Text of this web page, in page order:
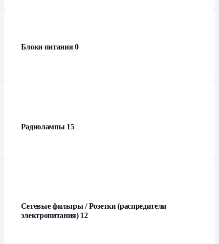
Блоки питания0
Радиолампы 15
Сетевые фильтры / Розетки (распредители
электропитания) 12